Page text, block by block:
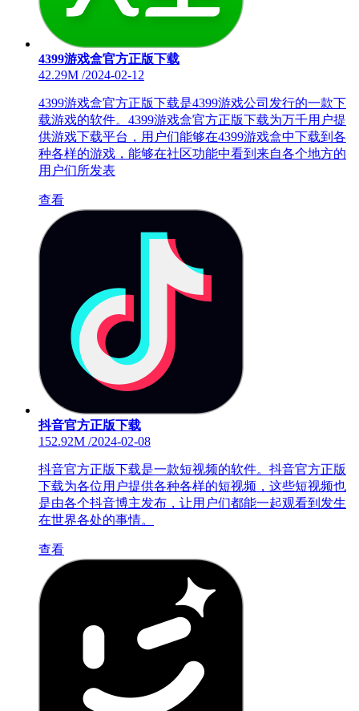
4399游戏盒官方正版下载
42.29M /2024-02-12
4399游戏盒官方正版下载是4399游戏公司发行的一款下
载游戏的软件。4399游戏盒官方正版下载为万千用户提
供游戏下载平台，用户们能够在4399游戏盒中下载到各
种各样的游戏，能够在社区功能中看到来自各个地方的
用户们所发表
查看
抖音官方正版下载
152.92M /2024-02-08
抖音官方正版下载是一款短视频的软件。抖音官方正版
下载为各位用户提供各种各样的短视频，这些短视频也
是由各个抖音博主发布，让用户们都能一起观看到发生
在世界各处的事情。
查看